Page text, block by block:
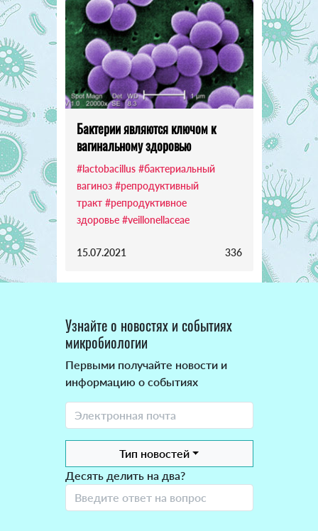
Бактерии являются ключом к
вагинальному здоровью
#lactobacillus #бактериальный
вагиноз #репродуктивный
тракт #репродуктивное
здоровье #veillonellaceae
15.07.2021 336
Узнайте о новостях и событиях
микробиологии
Первыми получайте новости и
информацию о событиях
Тип новостей
Десять делить на два?